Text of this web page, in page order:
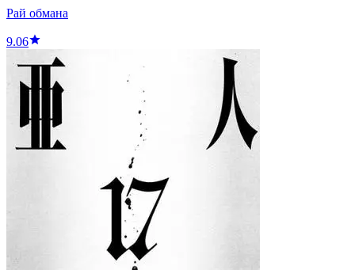
Рай обмана
9.06